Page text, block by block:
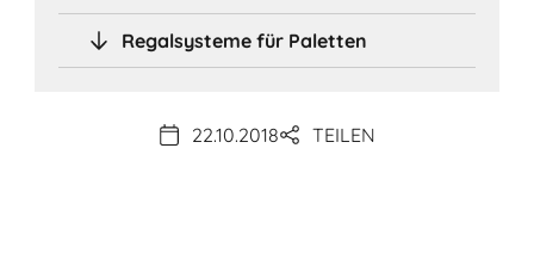
Regalsysteme für Paletten
22.10.2018 TEILEN